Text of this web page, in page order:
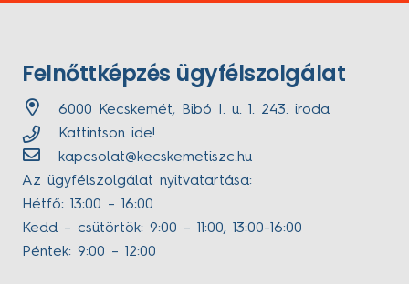
Felnőttképzés ügyfélszolgálat
6000 Kecskemét, Bibó I. u. 1. 243. iroda
Kattintson ide!
kapcsolat@kecskemetiszc.hu
Az ügyfélszolgálat nyitvatartása:
Hétfő: 13:00 – 16:00
Kedd – csütörtök: 9:00 – 11:00, 13:00-16:00
Péntek: 9:00 – 12:00